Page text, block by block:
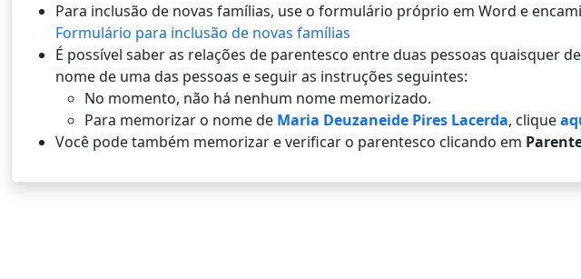
Para inclusão de novas famílias, use o formulário próprio em Word e
Formulário para inclusão de novas famílias
É possí­vel saber as relações de parentesco entre duas pessoas quaisquer
nome de uma das pessoas e seguir as instruções seguintes:
No momento, não há nenhum nome memorizado.
Para memorizar o nome de Maria Deuzaneide Pires Lacerda, clique
Você pode também memorizar e verificar o parentesco clicando em